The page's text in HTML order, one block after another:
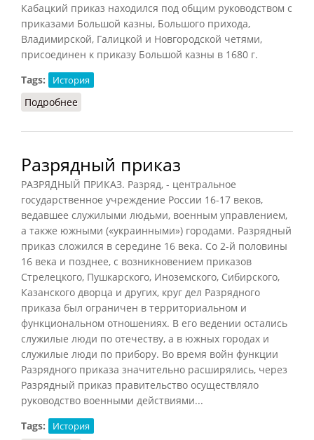
Кабацкий приказ находился под общим руководством с
приказами Большой казны, Большого прихода,
Владимирской, Галицкой и Новгородской четями,
присоединен к приказу Большой казны в 1680 г.
Tags:
История
Подробнее
Разрядный приказ
РАЗРЯДНЫЙ ПРИКАЗ. Разряд, - центральное
государственное учреждение России 16-17 веков,
ведавшее служилыми людьми, военным управлением,
а также южными («украинными») городами. Разрядный
приказ сложился в середине 16 века. Со 2-й половины
16 века и позднее, с возникновением приказов
Стрелецкого, Пушкарского, Иноземского, Сибирского,
Казанского дворца и других, круг дел Разрядного
приказа был ограничен в территориальном и
функциональном отношениях. В его ведении остались
служилые люди по отечеству, а в южных городах и
служилые люди по прибору. Во время войн функции
Разрядного приказа значительно расширялись, через
Разрядный приказ правительство осуществляло
руководство военными действиями...
Tags:
История